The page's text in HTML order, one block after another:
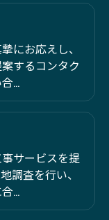
にお応えし、
するコンタク
…
サービスを提
調査を行い、
…